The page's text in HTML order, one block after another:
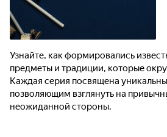
Узнайте, как формировались
предметы и традиции, которые
Каждая серия посвящена
позволяющим взглянуть на
неожиданной стороны.